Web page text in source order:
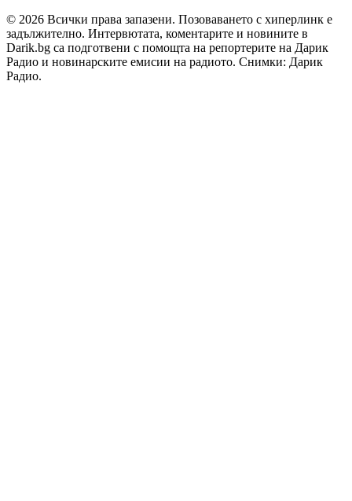
© 2026 Всички права запазени. Позоваването с хиперлинк е
задължително. Интервютата, коментарите и новините в
Darik.bg са подготвени с помощта на репортерите на Дарик
Радио и новинарските емисии на радиото. Снимки: Дарик
Радио.